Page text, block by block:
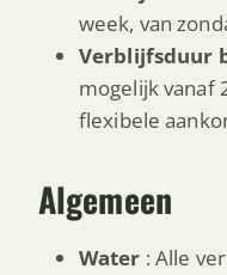
week, van
Verblijfsduur
mogelijk vanaf
flexibele
Algemeen
Water : Alle